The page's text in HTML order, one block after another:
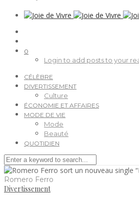
0
Login to add posts to your
CÉLÈBRE
DIVERTISSEMENT
Culture
ÉCONOMIE ET AFFAIRES
MODE DE VIE
Mode
Beauté
QUOTIDIEN
Romero Ferro
Divertissement